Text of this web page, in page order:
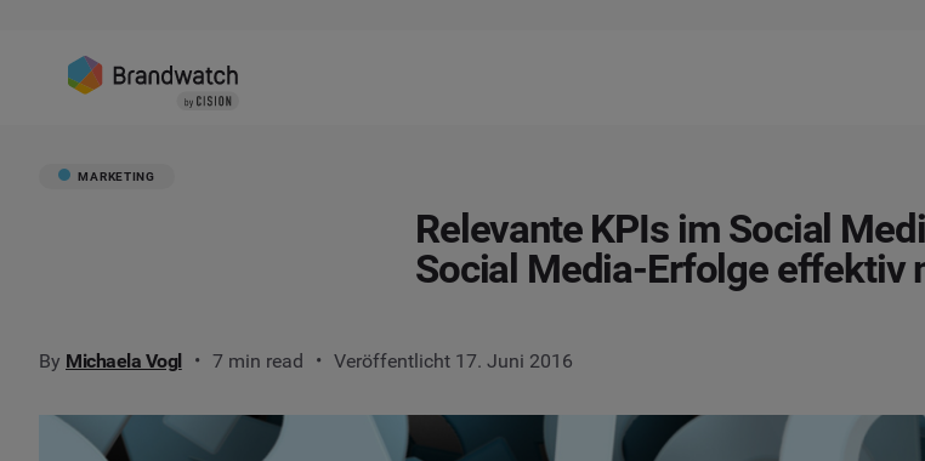
MARKETING
Relevante KPIs im Social
Social Media-Erfolge effektiv
By Michaela Vogl 7 min read Veröffentlicht 17. Juni 2016